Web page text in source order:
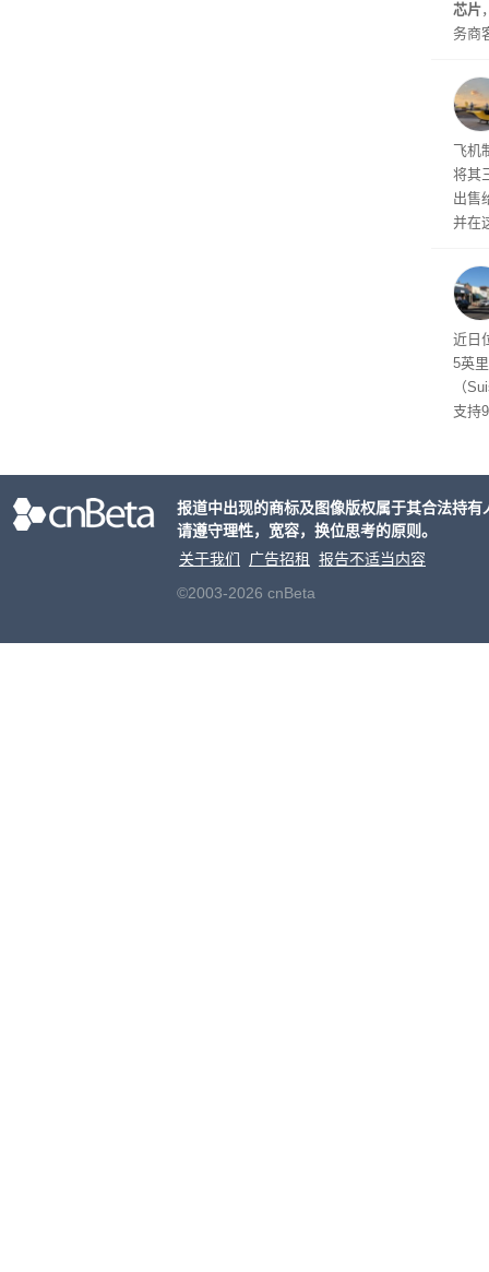
芯片
务商
进
计划
芯
飞机
将其
出售
并在
布
近日
5英
（
支持
议会
报道中出现的商标及图像版权属于其合法持
请遵守理性，宽容，换位思考的原则。
关于我们
广告招租
报告不适当内容
©2003-2026 cnBeta